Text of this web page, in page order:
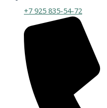
+7 925 835-54-72